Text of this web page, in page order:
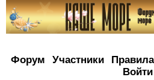
Форум Участники Правила
Войти